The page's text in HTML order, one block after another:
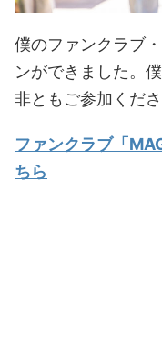
僕のファンクラブ
ンができました。
非ともご参加くださ
ファンクラブ「
ちら